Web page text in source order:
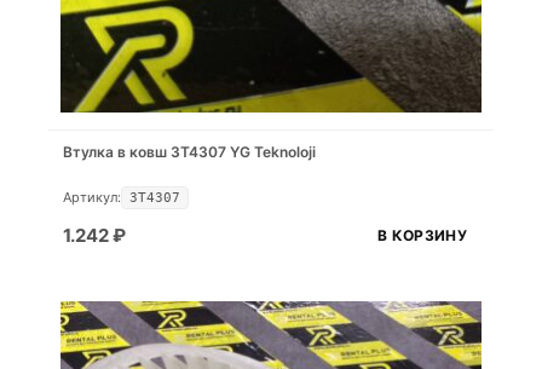
Втулка в ковш 3T4307 YG Teknoloji
Артикул: 3T4307
1.242₽ В КОРЗИНУ